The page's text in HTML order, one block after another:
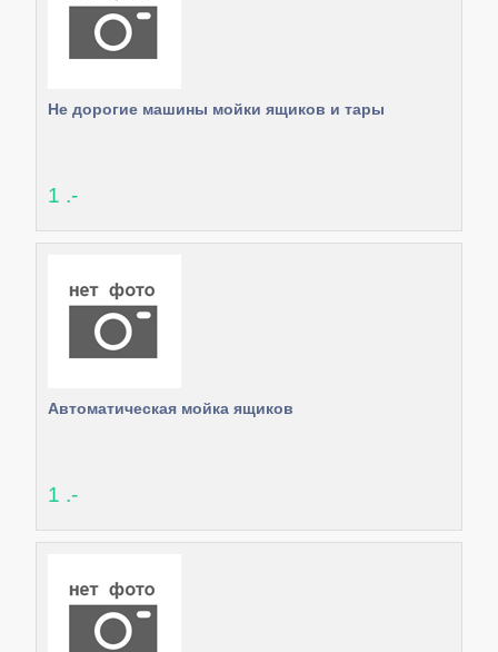
Не дорогие машины мойки ящиков и тары
1 .-
Автоматическая мойка ящиков
1 .-